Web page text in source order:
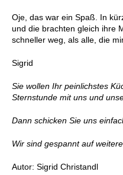
Oje, das war ein Spaß. In
und die brachten gleich ihre
schneller weg, als alle, die
Sigrid
Sie wollen Ihr peinlichstes
Sternstunde mit uns und
Dann schicken Sie uns
Wir sind gespannt auf
Autor: Sigrid Christandl